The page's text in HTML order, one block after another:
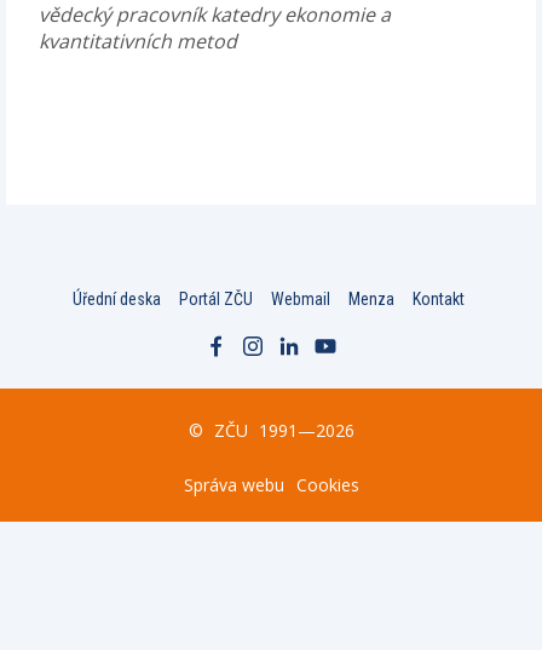
vědecký pracovník katedry ekonomie a
kvantitativních metod
Úřední deska Portál ZČU Webmail Menza Kontakt
© ZČU 1991—2026
Správa webu Cookies